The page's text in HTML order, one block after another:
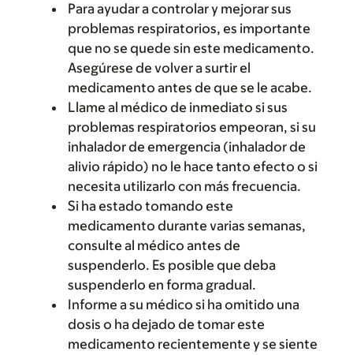
Para ayudar a controlar y mejorar sus
problemas respiratorios, es importante
que no se quede sin este medicamento.
Asegúrese de volver a surtir el
medicamento antes de que se le acabe.
Llame al médico de inmediato si sus
problemas respiratorios empeoran, si su
inhalador de emergencia (inhalador de
alivio rápido) no le hace tanto efecto o si
necesita utilizarlo con más frecuencia.
Si ha estado tomando este
medicamento durante varias semanas,
consulte al médico antes de
suspenderlo. Es posible que deba
suspenderlo en forma gradual.
Informe a su médico si ha omitido una
dosis o ha dejado de tomar este
medicamento recientemente y se siente